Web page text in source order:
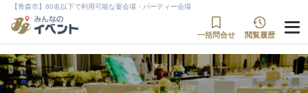
【青森市】80名以下で利用可能な宴会場・パーティー会場
一括問合せ 閲覧履歴